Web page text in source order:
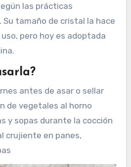
las prácticas
tamaño de cristal la hace
pero hoy es adoptada
antes de asar o sellar
de vegetales al horno
y sopas durante la cocción
crujiente en panes,